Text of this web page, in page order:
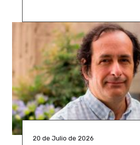
20 de Julio de 2026